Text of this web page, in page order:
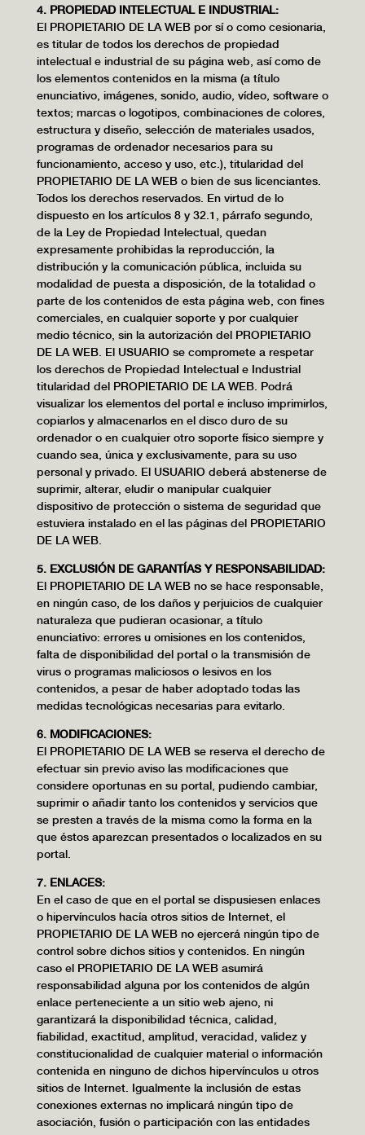
4. PROPIEDAD INTELECTUAL E INDUSTRIAL:
El PROPIETARIO DE LA WEB por sí o como cesionaria,
es titular de todos los derechos de propiedad
intelectual e industrial de su página web, así como de
los elementos contenidos en la misma (a título
enunciativo, imágenes, sonido, audio, vídeo, software o
textos; marcas o logotipos, combinaciones de colores,
estructura y diseño, selección de materiales usados,
programas de ordenador necesarios para su
funcionamiento, acceso y uso, etc.), titularidad del
PROPIETARIO DE LA WEB o bien de sus licenciantes.
Todos los derechos reservados. En virtud de lo
dispuesto en los artículos 8 y 32.1, párrafo segundo,
de la Ley de Propiedad Intelectual, quedan
expresamente prohibidas la reproducción, la
distribución y la comunicación pública, incluida su
modalidad de puesta a disposición, de la totalidad o
parte de los contenidos de esta página web, con fines
comerciales, en cualquier soporte y por cualquier
medio técnico, sin la autorización del PROPIETARIO
DE LA WEB. El USUARIO se compromete a respetar
los derechos de Propiedad Intelectual e Industrial
titularidad del PROPIETARIO DE LA WEB. Podrá
visualizar los elementos del portal e incluso imprimirlos,
copiarlos y almacenarlos en el disco duro de su
ordenador o en cualquier otro soporte físico siempre y
cuando sea, única y exclusivamente, para su uso
personal y privado. El USUARIO deberá abstenerse de
suprimir, alterar, eludir o manipular cualquier
dispositivo de protección o sistema de seguridad que
estuviera instalado en el las páginas del PROPIETARIO
DE LA WEB.
5. EXCLUSIÓN DE GARANTÍAS Y RESPONSABILIDAD:
El PROPIETARIO DE LA WEB no se hace responsable,
en ningún caso, de los daños y perjuicios de cualquier
naturaleza que pudieran ocasionar, a título
enunciativo: errores u omisiones en los contenidos,
falta de disponibilidad del portal o la transmisión de
virus o programas maliciosos o lesivos en los
contenidos, a pesar de haber adoptado todas las
medidas tecnológicas necesarias para evitarlo.
6. MODIFICACIONES:
El PROPIETARIO DE LA WEB se reserva el derecho de
efectuar sin previo aviso las modificaciones que
considere oportunas en su portal, pudiendo cambiar,
suprimir o añadir tanto los contenidos y servicios que
se presten a través de la misma como la forma en la
que éstos aparezcan presentados o localizados en su
portal.
7. ENLACES:
En el caso de que en el portal se dispusiesen enlaces
o hipervínculos hacía otros sitios de Internet, el
PROPIETARIO DE LA WEB no ejercerá ningún tipo de
control sobre dichos sitios y contenidos. En ningún
caso el PROPIETARIO DE LA WEB asumirá
responsabilidad alguna por los contenidos de algún
enlace perteneciente a un sitio web ajeno, ni
garantizará la disponibilidad técnica, calidad,
fiabilidad, exactitud, amplitud, veracidad, validez y
constitucionalidad de cualquier material o información
contenida en ninguno de dichos hipervínculos u otros
sitios de Internet. Igualmente la inclusión de estas
conexiones externas no implicará ningún tipo de
asociación, fusión o participación con las entidades